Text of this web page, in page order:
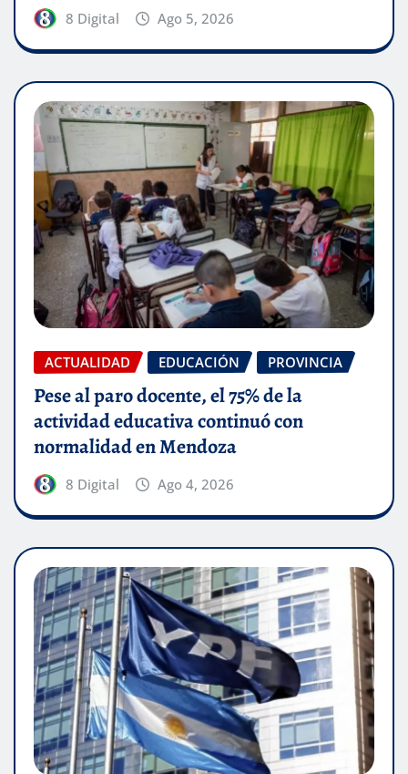
8 Digital Ago 5, 2026
ACTUALIDAD EDUCACIÓN PROVINCIA
Pese al paro docente, el 75% de la
actividad educativa continuó con
normalidad en Mendoza
8 Digital Ago 4, 2026